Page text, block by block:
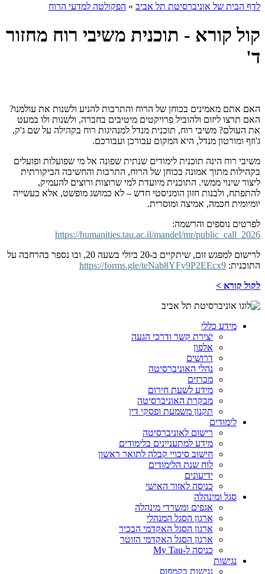
לדף הבית של אוניברסיטת תל אביב » הפקולטה למדעי הרוח
קול קורא - תוכנית משיבי רוח מחזור
ד'
האם אתם מאמינים בכוחן של הרוח והתרבות להניע ולשנות את עולמנו?
האם תרצו ליזום ולהוביל פרויקטים מיטיבים בחברה, ולשנות ולו במעט
את העולם? משיבי רוח, תוכנית מנדל למנהיגות רוח בקהילה על שם ג'ק,
ג'וזף ומורטון מנדל, היא המקום עבורכן ועבורכם.
משיבי רוח הינה תוכנית לימודים שנתית שפונה אל מי שפועלות ופועלים
בקהילות מתוך אמונה בכוחן של הרוח, התרבות והחשיבה הביקורתית
ליצור שינוי ממשי. התוכנית מיועדת למי שרוצות ורוצים להעמיק,
להתפתח, ולבנות חזון הומניסטי חדש – לא כמושג מופשט, אלא כעשייה
יומיומית חכמה, אמיצה ומוסרית.
לפרטים נוספים והרשמה:
https://humanities.tau.ac.il/mandel/mr/public_call_2026
לרישום למפגש זום, שיתקיים ב-20 ביולי בשעה 20, ובו נספר בהרחבה על
התוכנית: https://forms.gle/teNab8YFy9P2EEcx9
לקול קורא >
מידע כללי
יצירת קשר ודרכי הגעה
אלפון
דרושים
נהלי האוניברסיטה
מכרזים
מידע לשעת חירום
מבקרת האוניברסיטה
תקנון משמעת ופסקי דין
לימודים
רישום לאוניברסיטה
מידע למתעניינים בלימודים
חישוב סיכויי קבלה לתואר ראשון
לוח שנת הלימודים
ידיעונים
כניסה לאזור האישי
סגל ומינהלה
אגפים ומשרדי מינהלה
ארגון הסגל המנהלי
ארגון הסגל האקדמי הבכיר
ארגון הסגל האקדמי הזוטר
כניסה ל-My Tau
נגישות
נגישות בקמפוס